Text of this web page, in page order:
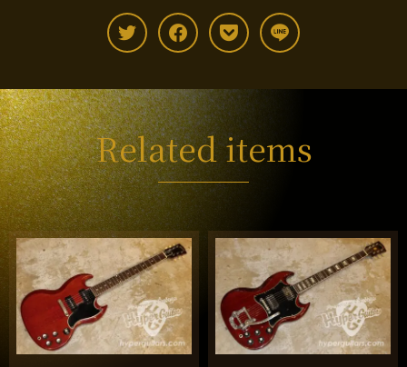
Related items